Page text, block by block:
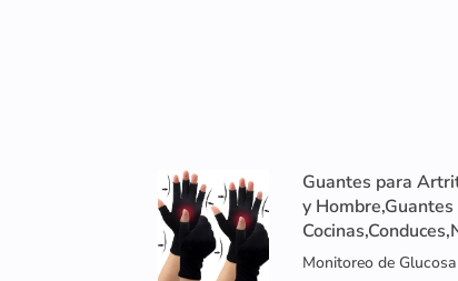
Guantes para
y
Monitoreo de Glucosa